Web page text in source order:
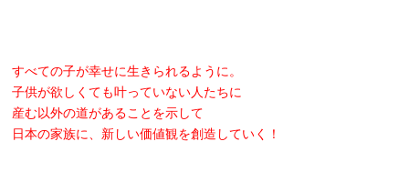
すべての子が幸せに生きられるように。
子供が欲しくても叶っていない人たちに
産む以外の道があることを示して
日本の家族に、新しい価値観を創造していく！